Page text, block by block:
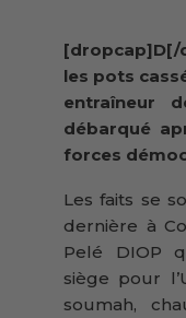
[dropcap]D[/
les pots
entraîneur
débarqué
forces
Les faits se
dernière à
Pelé DIOP
siège pour
soumah,